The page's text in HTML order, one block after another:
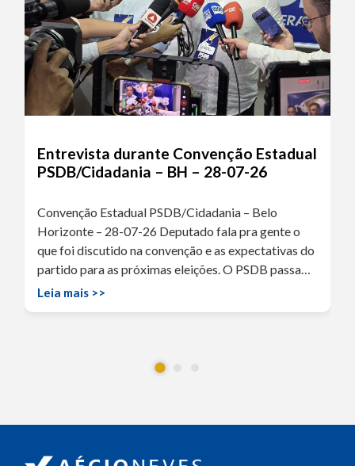
Entrevista durante Convenção Estadual
PSDB/Cidadania – BH – 28-07-26
Convenção Estadual PSDB/Cidadania – Belo
Horizonte – 28-07-26 Deputado fala pra gente o
que foi discutido na convenção e as expectativas do
partido para as próximas eleições. O PSDB passa…
Leia mais >>